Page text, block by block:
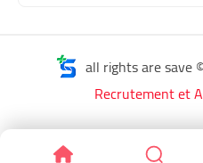
all rights are save
Recrutement et